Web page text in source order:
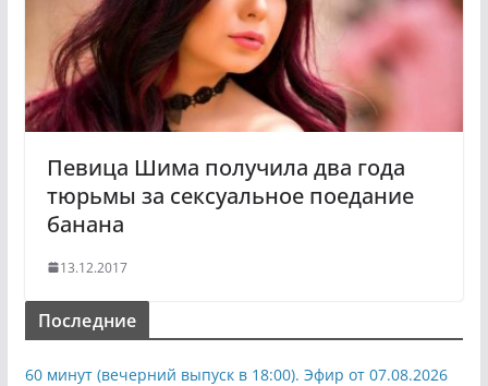
Певица Шима получила два года
тюрьмы за сексуальное поедание
банана
13.12.2017
Последние
60 минут (вечерний выпуск в 18:00). Эфир от 07.08.2026